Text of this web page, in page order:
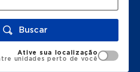
Buscar
Ative sua localização
unidades perto de você